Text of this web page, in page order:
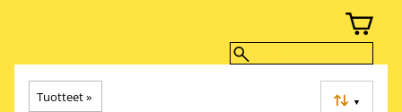
Tuotteet‪» ▼